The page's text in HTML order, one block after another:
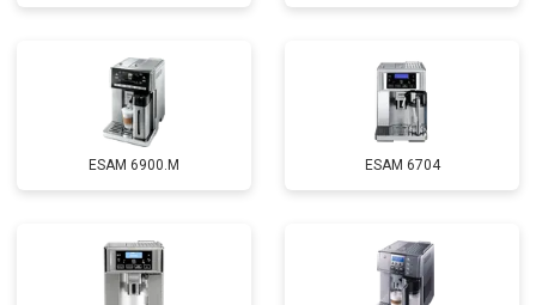
ESAM 6900.M ESAM 6704